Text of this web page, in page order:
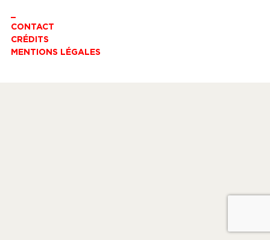
CONTACT
CRÉDITS
MENTIONS LÉGALES